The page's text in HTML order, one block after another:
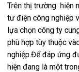
Trên thị trường hiện
tư điện công nghiệp
lựa chọn công ty
phù hợp tùy thuộc
nghiệp.Để đáp ứng
hiện đang là một